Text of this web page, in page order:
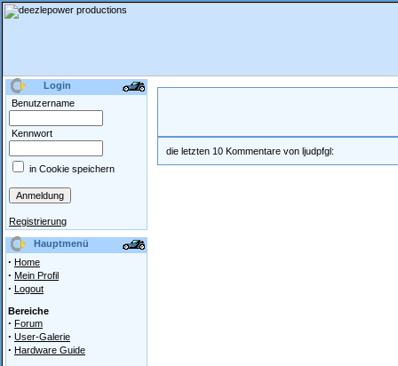
Login
Benutzername
Kennwort
in Cookie speichern
Registrierung
Hauptmenü
· Home
· Mein Profil
· Logout
Bereiche
· Forum
· User-Galerie
· Hardware Guide
die letzten 10 Kommentare von ljudpfgl: